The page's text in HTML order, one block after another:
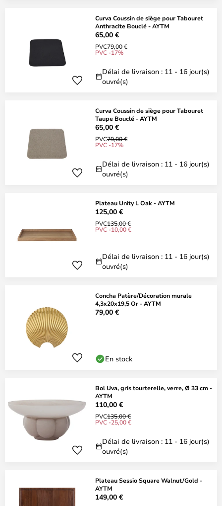
Curva Coussin de siège pour Tabouret
Anthracite Bouclé - AYTM
65,00 €
PVC79,00 €
PVC -17%
Délai de livraison : 11 - 16 jour(s)
ouvré(s)
Curva Coussin de siège pour Tabouret
Taupe Bouclé - AYTM
65,00 €
PVC79,00 €
PVC -17%
Délai de livraison : 11 - 16 jour(s)
ouvré(s)
Plateau Unity L Oak - AYTM
125,00 €
PVC135,00 €
PVC -10,00 €
Délai de livraison : 11 - 16 jour(s)
ouvré(s)
Concha Patère/Décoration murale
4,3x20x19,5 Or - AYTM
79,00 €
En stock
Bol Uva, gris tourterelle, verre, Ø 33 cm -
AYTM
110,00 €
PVC135,00 €
PVC -25,00 €
Délai de livraison : 11 - 16 jour(s)
ouvré(s)
Plateau Sessio Square Walnut/Gold -
AYTM
149,00 €